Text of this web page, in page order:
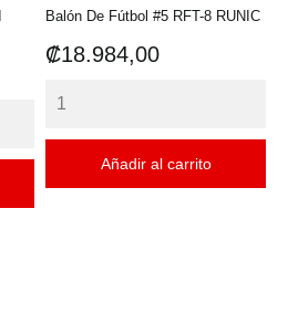
Balón De Fútbol #5 RFT-8 RUNIC
Precio
₡18.984,00
Añadir al carrito